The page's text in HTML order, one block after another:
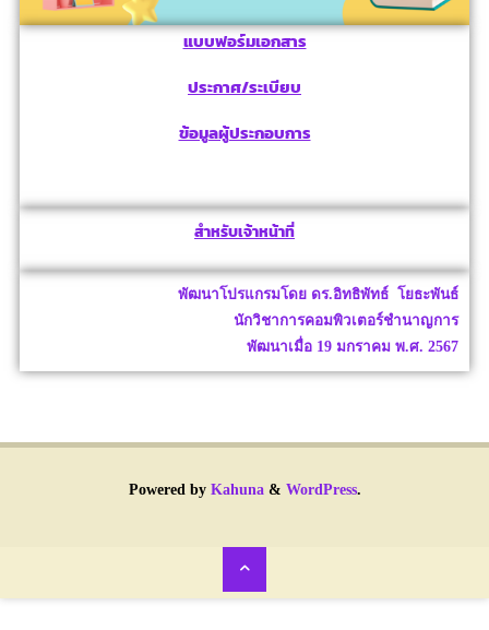
แบบฟอร์มเอกสาร
ประกาศ/ระเบียบ
ข้อมูลผู้ประกอบการ
สำหรับเจ้าหน้าที่
พัฒนาโปรแกรมโดย ดร.อิทธิพัทธ์ โยธะพันธ์
นักวิชาการคอมพิวเตอร์ชำนาญการ
พัฒนาเมื่อ 19 มกราคม พ.ศ. 2567
Powered byKahuna& WordPress.